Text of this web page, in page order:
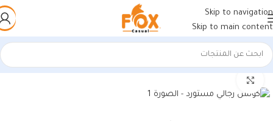
Skip to navigation
Skip to main content
الرئيسية/أحذية رجالي/كوتشي رجالي